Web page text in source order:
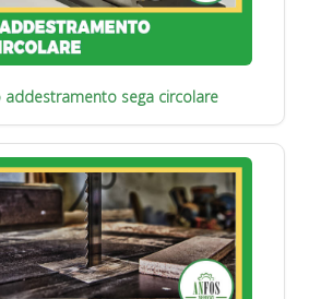
addestramento sega circolare